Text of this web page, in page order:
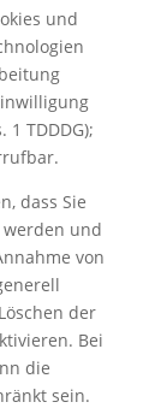
und
1 TDDDG);
dass Sie
werden und
von
der
Bei
die
sein.